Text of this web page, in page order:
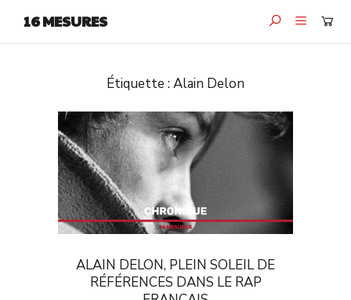
16 MESURES
Étiquette :Alain Delon
ALAIN DELON, PLEIN SOLEIL DE
RÉFÉRENCES DANS LE RAP